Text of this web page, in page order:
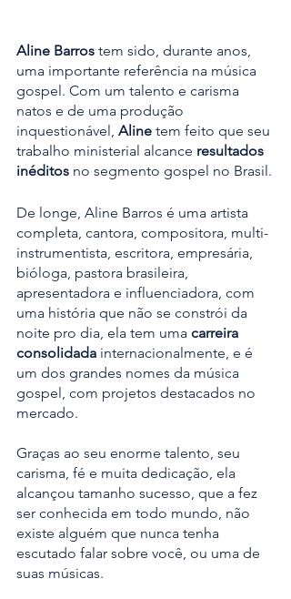
Aline Barros tem sido, durante anos,
uma importante referência na música
gospel. Com um talento e carisma
natos e de uma produção
inquestionável, Aline tem feito que seu
trabalho ministerial alcance resultados
inéditos no segmento gospel no Brasil.
De longe, Aline Barros é uma artista
completa, cantora, compositora, multi-
instrumentista, escritora, empresária,
bióloga, pastora brasileira,
apresentadora e influenciadora, com
uma história que não se constrói da
noite pro dia, ela tem uma carreira
consolidada internacionalmente, e é
um dos grandes nomes da música
gospel, com projetos destacados no
mercado.
Graças ao seu enorme talento, seu
carisma, fé e muita dedicação, ela
alcançou tamanho sucesso, que a fez
ser conhecida em todo mundo, não
existe alguém que nunca tenha
escutado falar sobre você, ou uma de
suas músicas.